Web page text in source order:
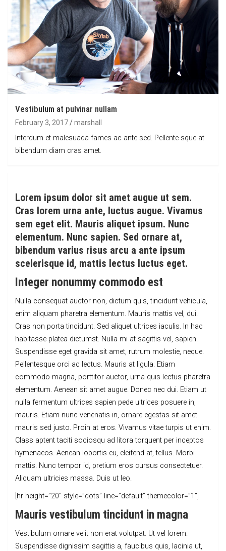
Vestibulum at pulvinar nullam
February 3, 2017 marshall
Interdum et malesuada fames ac ante sed. Pellente sque at
bibendum diam cras amet.
Lorem ipsum dolor sit amet augue ut sem.
Cras lorem urna ante, luctus augue. Vivamus
sem eget elit. Mauris aliquet ipsum. Nunc
elementum. Nunc sapien. Sed ornare at,
bibendum varius risus arcu a ante ipsum
scelerisque id, mattis lectus luctus eget.
Integer nonummy commodo est
Nulla consequat auctor non, dictum quis, tincidunt vehicula,
enim aliquam pharetra elementum. Mauris mattis vel, dui.
Cras non porta tincidunt. Sed aliquet ultrices iaculis. In hac
habitasse platea dictumst. Nulla mi at sagittis vel, sapien.
Suspendisse eget gravida sit amet, rutrum molestie, neque.
Pellentesque orci ac lectus. Mauris at ligula. Etiam
commodo magna, porttitor auctor, urna quis lectus pharetra
elementum. Aenean sit amet augue. Donec nec dui. Etiam ut
nulla fermentum ultrices sapien pede ultrices posuere in,
mauris. Etiam nunc venenatis in, ornare egestas sit amet
mauris sed justo. Proin at eros. Vivamus vitae turpis ut enim.
Class aptent taciti sociosqu ad litora torquent per inceptos
hymenaeos. Aenean lobortis eu, eleifend at, tellus. Morbi
mattis. Nunc tempor id, pretium eros cursus consectetuer.
Aliquam ultricies massa. Duis ut leo.
[hr height=”20″ style=”dots” line=”default” themecolor=”1″]
Mauris vestibulum tincidunt in magna
Vestibulum ornare velit non erat volutpat. Ut vel lorem.
Suspendisse dignissim sagittis a, faucibus quis, lacinia ut,